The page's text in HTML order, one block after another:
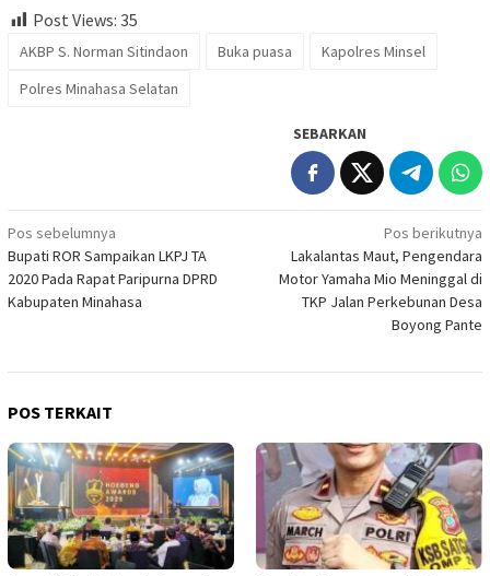
Post Views: 35
AKBP S. Norman Sitindaon Buka puasa
Kapolres Minsel
Polres Minahasa Selatan
SEBARKAN
Navigasi
pos
Pos sebelumnya
Bupati ROR Sampaikan LKPJ TA
2020 Pada Rapat Paripurna DPRD
Kabupaten Minahasa
Pos berikutnya
Lakalantas Maut, Pengendara
Motor Yamaha Mio Meninggal di
TKP Jalan Perkebunan Desa
Boyong Pante
POS TERKAIT